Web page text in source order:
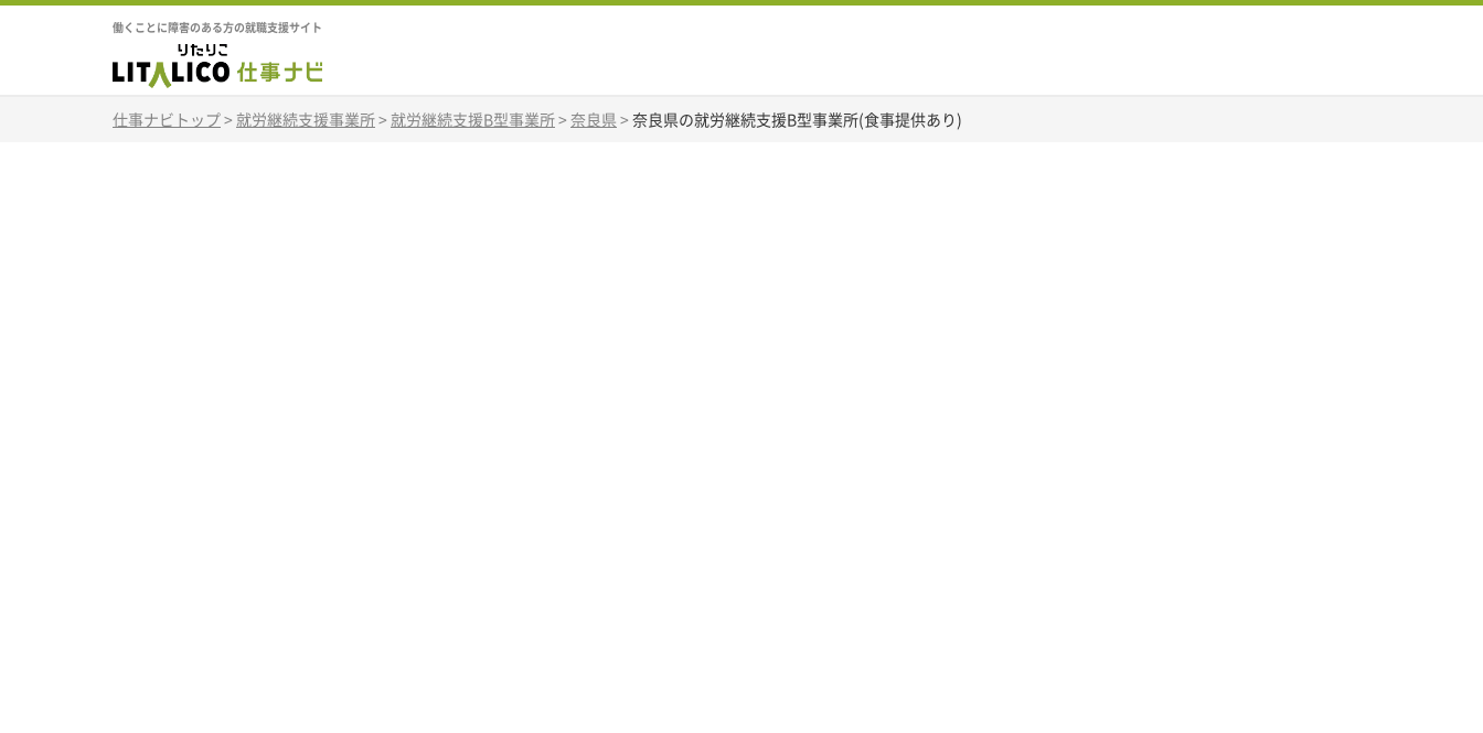
働くことに障害のある方の就職支援サイト
仕事ナビトップ> 就労継続支援事業所> 就労継続支援B型事業所> 奈良県 > 奈良県の就労継続支援B型事業所(食事提供あり)